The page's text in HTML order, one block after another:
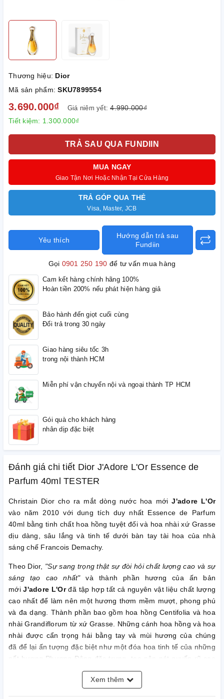
Thương hiệu: Dior
Mã sản phẩm:SKU7899554
3.690.000₫ Giá niêm yết:4.990.000₫
Tiết kiệm: 1.300.000₫
TRẢ SAU QUA FUNDIIN
MUA NGAY
Giao Tận Nơi Hoặc Nhận Tại Cửa Hàng
TRẢ GÓP QUA THẺ
Visa, Master, JCB
Yêu thích
Hướng dẫn trả sau
Fundiin
Gọi 0901 250 190 để tư vấn mua hàng
Cam kết hàng chính hãng 100%
Hoàn tiền 200% nếu phát hiện hàng giả
Bảo hành đến giọt cuối cùng
Đổi trả trong 30 ngày
Giao hàng siêu tốc 3h
trong nội thành HCM
Miễn phí vận chuyển nội và ngoại thành TP HCM
Gói quà cho khách hàng
nhân dịp đặc biệt
Đánh giá chi tiết Dior J'Adore L'Or Essence de
Parfum 40ml TESTER
Christain Dior cho ra mắt dòng nước hoa mớiJ'adore L'Or
vào năm 2010 với dung tích duy nhất Essence de Parfum
40ml bằng tinh chất hoa hồng tuyệt đối và hoa nhài xứ Grasse
dịu dàng, sâu lắng và tinh tế dưới bàn tay tài hoa của nhà
sáng chế Francois Demachy.
Theo Dior, "Sự sang trọng thật sự đòi hỏi chất lượng cao và sự
sáng tạo cao nhất"và thành phần hương của ấn bản
mớiJ'adore L'Orđã tập hợp tất cả nguyên vật liệu chất lượng
cao nhất để làm nên một hương thơm mềm mượt, phong phú
và đa dạng. Thành phần bao gồm hoa hồng Centifolia và hoa
nhài Grandiflorum từ xứ Grasse. Những cánh hoa hồng và hoa
nhài được cẩn trọng hái bằng tay và mùi hương của chúng
đã để lại ấn tượng đặc biệt như một đóa hoa tinh tế của những
nốt hương Phương Đông đặc trưng, tạo nên nét quyến rũ cao
. Hương giữa bao gồm đậu tonka mềm
mại, ấm áp cùng chiết xuất vani Tahiti gợi cảm. Hương thơm
Xem thêm